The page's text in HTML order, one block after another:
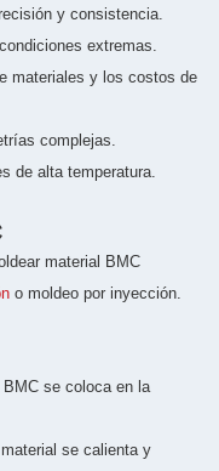
y consistencia.
extremas.
materiales y los costos de
complejas.
de alta temperatura.
material BMC
o moldeo por inyección.
BMC se coloca en la
se calienta y